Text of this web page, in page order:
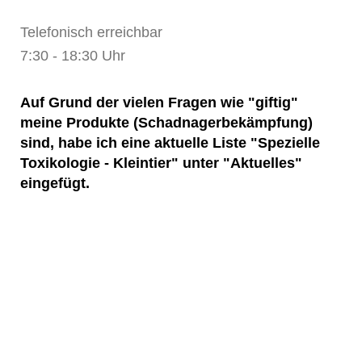
Telefonisch erreichbar
7:30 - 18:30 Uhr
Auf Grund der vielen Fragen wie "giftig"
meine Produkte (Schadnagerbekämpfung)
sind, habe ich eine aktuelle Liste "Spezielle
Toxikologie - Kleintier" unter "Aktuelles"
eingefügt.